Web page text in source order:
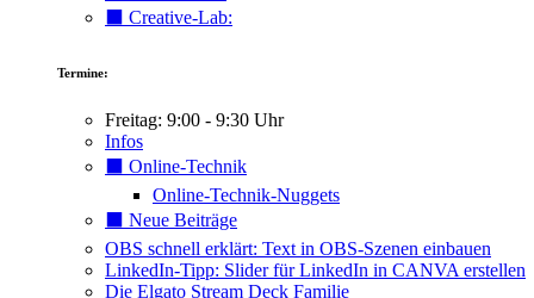
⬛️ Creative-Lab:
Termine:
Freitag: 9:00 - 9:30 Uhr
Infos
⬛️ Online-Technik
Online-Technik-Nuggets
⬛️ Neue Beiträge
OBS schnell erklärt: Text in OBS-Szenen einbauen
LinkedIn-Tipp: Slider für LinkedIn in CANVA erstellen
Die Elgato Stream Deck Familie